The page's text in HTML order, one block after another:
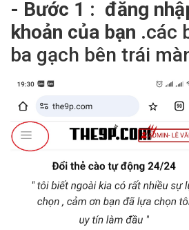
- Bước 1 : đăng
khoản của bạn .các
ba gạch bên trái